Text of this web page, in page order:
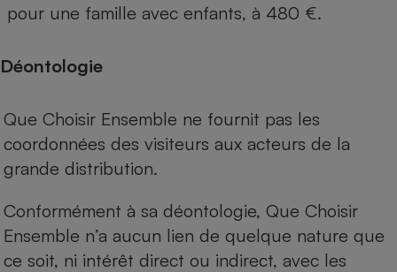
pour une famille avec enfants, à 480 €.
Déontologie
Que Choisir Ensemble ne fournit pas les
coordonnées des visiteurs aux acteurs de la
grande distribution.
Conformément à sa déontologie, Que Choisir
Ensemble n’a aucun lien de quelque nature que
ce soit, ni intérêt direct ou indirect, avec les